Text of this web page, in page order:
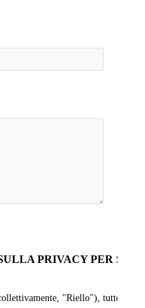
PRIVACY PER SITI
"Riello"), tutte